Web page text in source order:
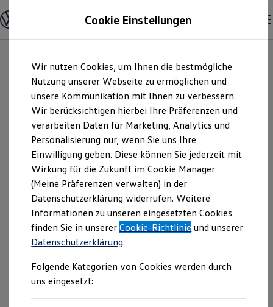
Hauptinhalt
springen
Footer
springen
Modelle & Konfigurator
Nutzfahrzeugkategorien entdecken
Modelle konfigurieren
Vorgängermodelle und Oldtimer
Vorgängermodelle
Oldtimer
Bulli Historie
Branchenlösungen & Gewerbekunden
Umbaulösungen und Hersteller finden
Auf- und Umbauten entdecken & konfigurieren
Groß- und Sonderkunden
Großkunden
Kommunen & Behörden
Journalisten
Sportvereine
Branchenlösungen
Bau & Handwerk
Gewerbliche Personenbeförderung
Service & mobile Werkstätten
Kurier, Logistik & Handel
Feuerwehr
Rettungsdienste
ONE Business ID Vorteile
Fahrzeugsuche & Marktplatz
Autohaus Tolzin
GmbH | Impressum
& Rechtliches
Hier finden Sie Informationen über die
Autohaus Tolzin GmbH als
verantwortliche Anbieterin von Inhalten
und Angeboten, die auf dieser Webseite
speziell aufgeführt sind.
Cookie Einstellungen
Wir nutzen Cookies, um Ihnen die bestmögliche
Nutzung unserer Webseite zu ermöglichen und
unsere Kommunikation mit Ihnen zu verbessern.
Wir berücksichtigen hierbei Ihre Präferenzen und
verarbeiten Daten für Marketing, Analytics und
Personalisierung nur, wenn Sie uns Ihre
Einwilligung geben. Diese können Sie jederzeit mit
Wirkung für die Zukunft im Cookie Manager
(Meine Präferenzen verwalten) in der
Datenschutzerklärung widerrufen. Weitere
Informationen zu unseren eingesetzten Cookies
finden Sie in unsererCookie-Richtlinie und unserer
Datenschutzerklärung.
Folgende Kategorien von Cookies werden durch
uns eingesetzt: